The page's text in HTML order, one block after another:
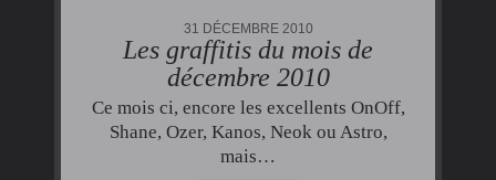
31 DÉCEMBRE 2010
Les graffitis du mois de
décembre 2010
Ce mois ci, encore les excellents OnOff,
Shane, Ozer, Kanos, Neok ou Astro,
mais…